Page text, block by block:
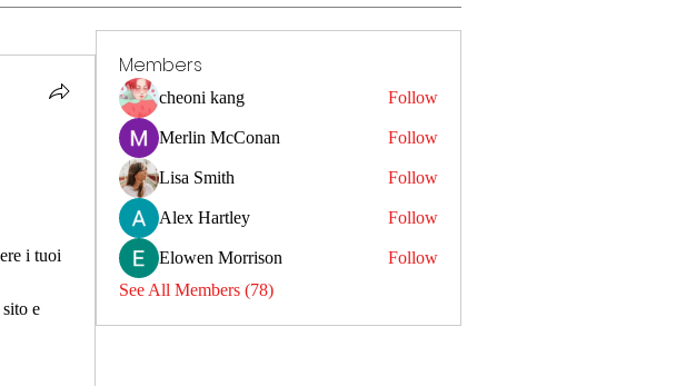
i tuoi
e
Members
cheoni kang Follow
Merlin McConan Follow
Lisa Smith Follow
Alex Hartley Follow
Elowen Morrison
Follow
See All Members (78)